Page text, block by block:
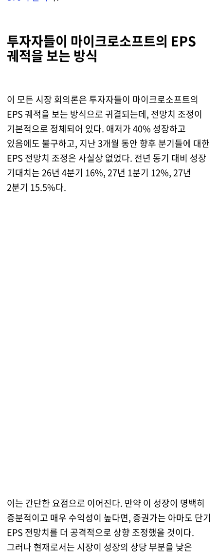
투자자들이 마이크로소프트의 EPS
궤적을 보는 방식
이 모든 시장 회의론은 투자자들이 마이크로소프트의
EPS 궤적을 보는 방식으로 귀결되는데, 전망치 조정이
기본적으로 정체되어 있다. 애저가 40% 성장하고
있음에도 불구하고, 지난 3개월 동안 향후 분기들에 대한
EPS 전망치 조정은 사실상 없었다. 전년 동기 대비 성장
기대치는 26년 4분기 16%, 27년 1분기 12%, 27년
2분기 15.5%다.
이는 간단한 요점으로 이어진다. 만약 이 성장이 명백히
증분적이고 매우 수익성이 높다면, 증권가는 아마도 단기
EPS 전망치를 더 공격적으로 상향 조정했을 것이다.
그러나 현재로서는 시장이 성장의 상당 부분을 낮은